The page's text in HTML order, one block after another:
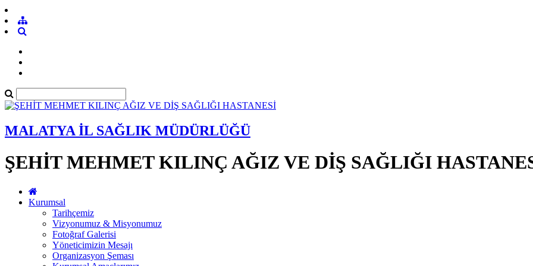
MALATYA İL SAĞLIK MÜDÜRLÜĞÜ
ŞEHİT MEHMET KILINÇ AĞIZ VE DİŞ SAĞLIĞI
Kurumsal
Tarihçemiz
Vizyonumuz & Misyonumuz
Fotoğraf Galerisi
Yöneticimizin Mesajı
Organizasyon Şeması